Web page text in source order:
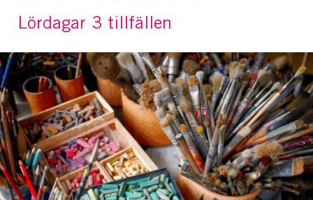
Lördagar 3 tillfällen